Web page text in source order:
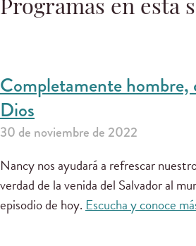
Programas en esta
Completamente
Dios
30 de noviembre de 2022
Nancy nos ayudará a refrescar
verdad de la venida del Salvador al
episodio de hoy.Escucha y conoce